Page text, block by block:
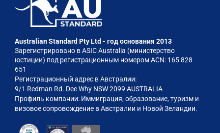
Australian Standard Pty Ltd - год основания 2013
Зарегистрировано в ASIC Australia (министерство
юстиции) под регистрационным номером ACN: 165 828
651
Регистрационный адрес в Австралии:
9/1 Redman Rd. Dee Why NSW 2099 AUSTRALIA
Профиль компании: Иммиграция, образование, туризм и
визовое сопровождение в Австралии и Новой Зеландии.